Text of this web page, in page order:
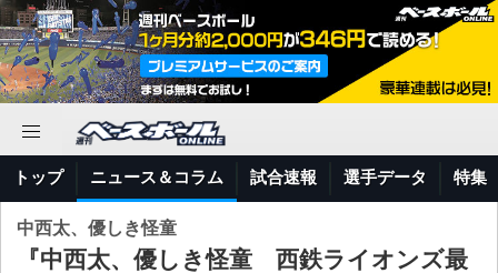
トップ ニュース＆コラム 試合速報 選手データ 特集
中西太、優しき怪童
『中西太、優しき怪童 西鉄ライオンズ最